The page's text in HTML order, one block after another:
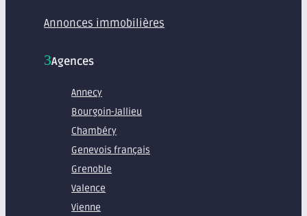
Annonces immobilières
Agences
Annecy
Bourgoin-Jallieu
Chambéry
Genevois français
Grenoble
Valence
Vienne